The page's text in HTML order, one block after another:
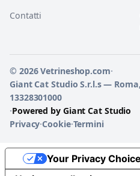
Contatti
© 2026 Vetrineshop.com·
Giant Cat Studio S.r.l.s —
13328301000
·Powered by Giant Cat Studio
Privacy·Cookie·Termini
Your Privacy